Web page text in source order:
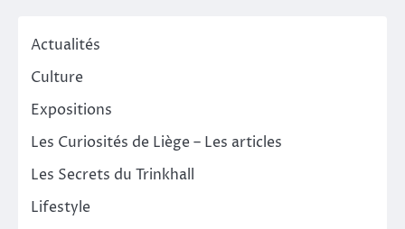
Actualités
Culture
Expositions
Les Curiosités de Liège – Les articles
Les Secrets du Trinkhall
Lifestyle